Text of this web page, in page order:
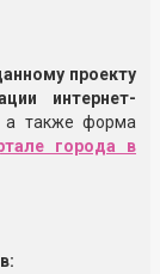
проекту
интернет-
а также форма
города в